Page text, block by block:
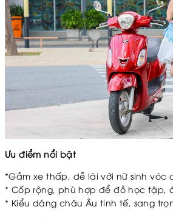
Ưu điểm nổi bật
*Gầm xe thấp, dễ lái với nữ sinh vóc
* Cốp rộng, phù hợp để đồ học tập,
* Kiểu dáng châu Âu tinh tế, sang